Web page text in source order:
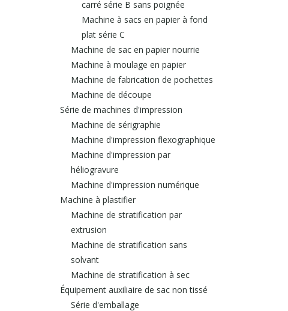
carré série B sans poignée
Machine à sacs en papier à fond
plat série C
Machine de sac en papier nourrie
Machine à moulage en papier
Machine de fabrication de pochettes
Machine de découpe
Série de machines d'impression
Machine de sérigraphie
Machine d'impression flexographique
Machine d'impression par
héliogravure
Machine d'impression numérique
Machine à plastifier
Machine de stratification par
extrusion
Machine de stratification sans
solvant
Machine de stratification à sec
Équipement auxiliaire de sac non tissé
Série d'emballage